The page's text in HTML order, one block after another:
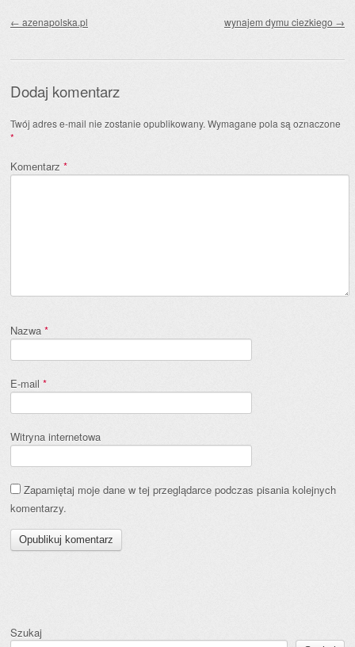
← azenapolska.pl wynajem dymu ciezkiego →
Dodaj komentarz
Twój adres e-mail nie zostanie opublikowany. Wymagane pola są oznaczone
*
Komentarz *
Nazwa *
E-mail *
Witryna internetowa
Zapamiętaj moje dane w tej przeglądarce podczas pisania kolejnych
komentarzy.
Szukaj